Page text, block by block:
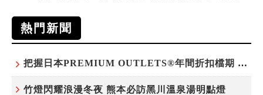
熱門新聞
把握日本PREMIUM OUTLETS®年間折扣檔期 越買越划算
竹燈閃耀浪漫冬夜 熊本必訪黑川溫泉湯明點燈